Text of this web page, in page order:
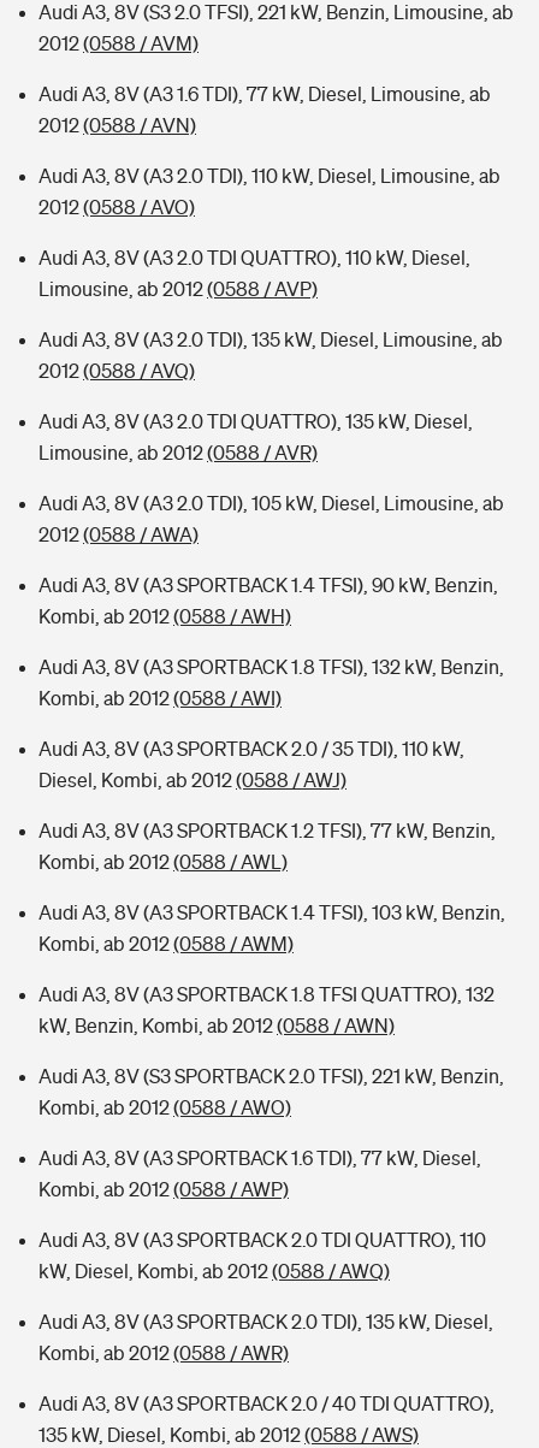
Audi A3, 8V (S3 2.0 TFSI), 221 kW, Benzin, Limousine, ab
2012(0588 / AVM)
Audi A3, 8V (A3 1.6 TDI), 77 kW, Diesel, Limousine, ab
2012(0588 / AVN)
Audi A3, 8V (A3 2.0 TDI), 110 kW, Diesel, Limousine, ab
2012(0588 / AVO)
Audi A3, 8V (A3 2.0 TDI QUATTRO), 110 kW, Diesel,
Limousine, ab 2012(0588 / AVP)
Audi A3, 8V (A3 2.0 TDI), 135 kW, Diesel, Limousine, ab
2012(0588 / AVQ)
Audi A3, 8V (A3 2.0 TDI QUATTRO), 135 kW, Diesel,
Limousine, ab 2012(0588 / AVR)
Audi A3, 8V (A3 2.0 TDI), 105 kW, Diesel, Limousine, ab
2012(0588 / AWA)
Audi A3, 8V (A3 SPORTBACK 1.4 TFSI), 90 kW, Benzin,
Kombi, ab 2012(0588 / AWH)
Audi A3, 8V (A3 SPORTBACK 1.8 TFSI), 132 kW, Benzin,
Kombi, ab 2012(0588 / AWI)
Audi A3, 8V (A3 SPORTBACK 2.0 / 35 TDI), 110 kW,
Diesel, Kombi, ab 2012(0588 / AWJ)
Audi A3, 8V (A3 SPORTBACK 1.2 TFSI), 77 kW, Benzin,
Kombi, ab 2012(0588 / AWL)
Audi A3, 8V (A3 SPORTBACK 1.4 TFSI), 103 kW, Benzin,
Kombi, ab 2012(0588 / AWM)
Audi A3, 8V (A3 SPORTBACK 1.8 TFSI QUATTRO), 132
kW, Benzin, Kombi, ab 2012(0588 / AWN)
Audi A3, 8V (S3 SPORTBACK 2.0 TFSI), 221 kW, Benzin,
Kombi, ab 2012(0588 / AWO)
Audi A3, 8V (A3 SPORTBACK 1.6 TDI), 77 kW, Diesel,
Kombi, ab 2012(0588 / AWP)
Audi A3, 8V (A3 SPORTBACK 2.0 TDI QUATTRO), 110
kW, Diesel, Kombi, ab 2012(0588 / AWQ)
Audi A3, 8V (A3 SPORTBACK 2.0 TDI), 135 kW, Diesel,
Kombi, ab 2012(0588 / AWR)
Audi A3, 8V (A3 SPORTBACK 2.0 / 40 TDI QUATTRO),
135 kW, Diesel, Kombi, ab 2012(0588 / AWS)